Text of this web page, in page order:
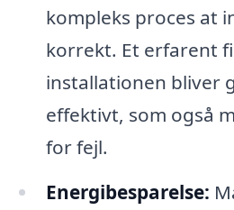
kompleks proces at
korrekt. Et erfarent
installationen bliver
effektivt, som også
for fejl.
Energibesparelse: